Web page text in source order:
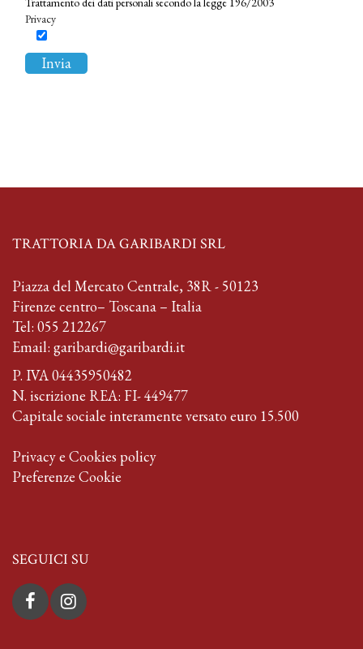
Privacy
TRATTORIA DA GARIBARDI SRL
Piazza del Mercato Centrale, 38R - 50123
Firenze centro– Toscana – Italia
Tel: 055 212267
Email: garibardi@garibardi.it
P. IVA 04435950482
N. iscrizione REA: FI- 449477
Capitale sociale interamente versato euro 15.500
Privacy e Cookies policy
Preferenze Cookie
SEGUICI SU